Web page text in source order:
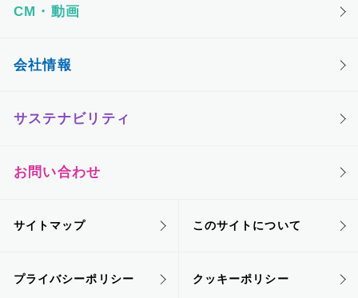
CM・動画
会社情報
サステナビリティ
お問い合わせ
サイトマップ このサイトについて
プライバシーポリシー クッキーポリシー